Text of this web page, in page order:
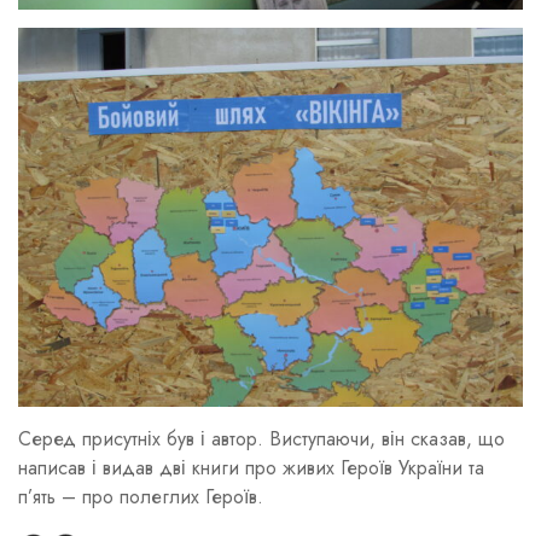
Серед присутніх був і автор. Виступаючи, він сказав, що
написав і видав дві книги про живих Героїв України та
п’ять – про полеглих Героїв.